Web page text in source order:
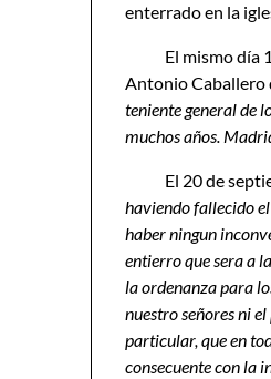
enterrado en la
El mismo día
Antonio Caballero
teniente general de
muchos años.
El 20 de
haviendo fallecido
haber ningun
entierro que sera a
la ordenanza para
nuestro señores ni
particular, que en
consecuente con la